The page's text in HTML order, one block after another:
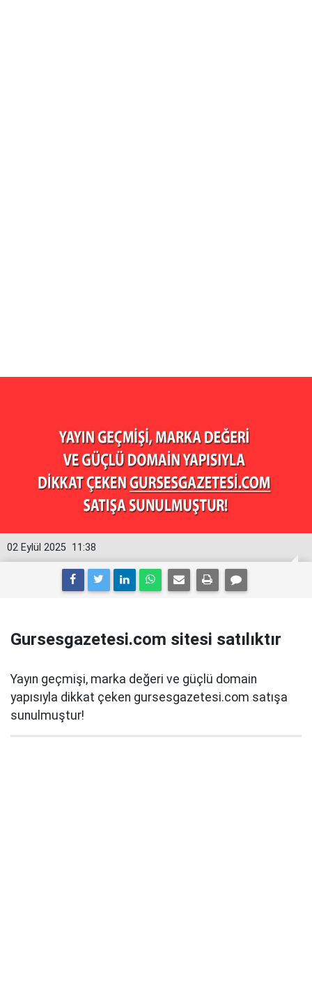
11:38
02 Eylül 2025
Gursesgazetesi.com sitesi satılıktır
Yayın geçmişi, marka değeri ve güçlü domain
yapısıyla dikkat çeken gursesgazetesi.com satışa
sunulmuştur!